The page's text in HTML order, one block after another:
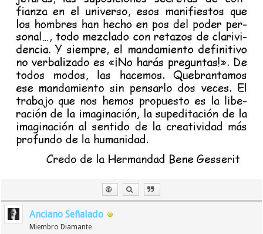
bebida
(de la que podrían ‘alimentarse’
ejerciendo fe en el rescate)
esencial para la vida
eterna.
Es decir, que cualquiera puede comer y beber,
pero en sentido espiritual, simplemente ejerciendo
fe.
Así que cuidadito con comer de los emblemas, son
solamente para los "ungidos".
Si quieren resucitar no hagan lo que dijo Jesús:
Anciano Señalado
Miembro Diamante